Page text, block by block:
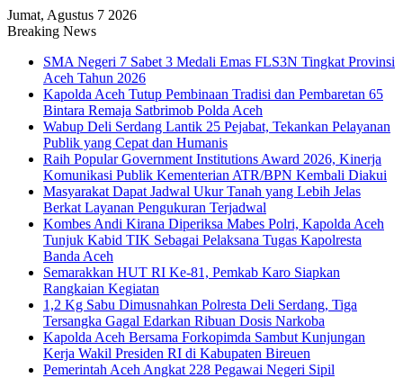
Jumat, Agustus 7 2026
Breaking News
SMA Negeri 7 Sabet 3 Medali Emas FLS3N Tingkat Provinsi
Aceh Tahun 2026
Kapolda Aceh Tutup Pembinaan Tradisi dan Pembaretan 65
Bintara Remaja Satbrimob Polda Aceh
Wabup Deli Serdang Lantik 25 Pejabat, Tekankan Pelayanan
Publik yang Cepat dan Humanis
Raih Popular Government Institutions Award 2026, Kinerja
Komunikasi Publik Kementerian ATR/BPN Kembali Diakui
Masyarakat Dapat Jadwal Ukur Tanah yang Lebih Jelas
Berkat Layanan Pengukuran Terjadwal
Kombes Andi Kirana Diperiksa Mabes Polri, Kapolda Aceh
Tunjuk Kabid TIK Sebagai Pelaksana Tugas Kapolresta
Banda Aceh
Semarakkan HUT RI Ke-81, Pemkab Karo Siapkan
Rangkaian Kegiatan
1,2 Kg Sabu Dimusnahkan Polresta Deli Serdang, Tiga
Tersangka Gagal Edarkan Ribuan Dosis Narkoba
Kapolda Aceh Bersama Forkopimda Sambut Kunjungan
Kerja Wakil Presiden RI di Kabupaten Bireuen
Pemerintah Aceh Angkat 228 Pegawai Negeri Sipil